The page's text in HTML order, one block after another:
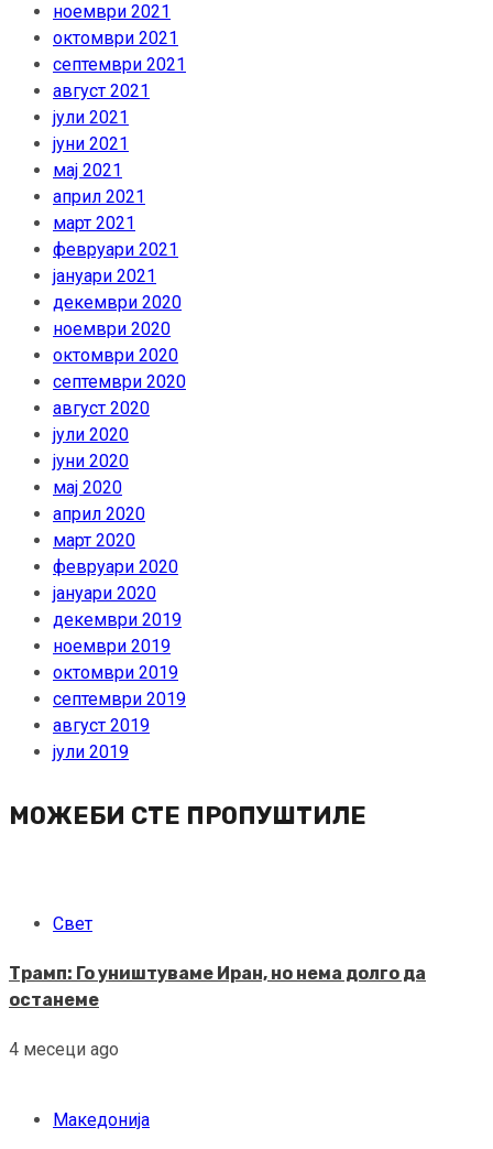
ноември 2021
октомври 2021
септември 2021
август 2021
јули 2021
јуни 2021
мај 2021
април 2021
март 2021
февруари 2021
јануари 2021
декември 2020
ноември 2020
октомври 2020
септември 2020
август 2020
јули 2020
јуни 2020
мај 2020
април 2020
март 2020
февруари 2020
јануари 2020
декември 2019
ноември 2019
октомври 2019
септември 2019
август 2019
јули 2019
МОЖЕБИ СТЕ ПРОПУШТИЛЕ
Свет
Трамп: Го уништуваме Иран, но нема долго да
останеме
4 месеци ago
Македонија